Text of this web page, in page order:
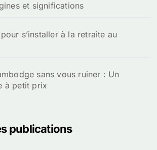
et significations
s’installer à la retraite au
sans vous ruiner : Un
à petit prix
publications